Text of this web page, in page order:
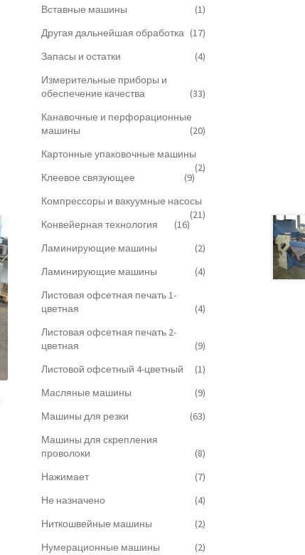
Вставные машины
(1)
Другая дальнейшая обработка (17)
Запасы и остатки
(4)
Измерительные приборы и
обеспечение качества
(33)
Канавочные и перфорационные
машины
(20)
Картонные упаковочные машины
(2)
Клеевое связующее
(9)
Компрессоры и вакуумные насосы
(21)
Конвейерная технология
(16)
Ламинирующие машины
(2)
Ламинирующие машины
(4)
Листовая офсетная печать 1-
цветная
(4)
Листовая офсетная печать 2-
цветная
(9)
Листовой офсетный 4-цветный
(1)
Масляные машины
(9)
Машины для резки
(63)
Машины для скрепления
проволоки
(8)
Нажимает
(7)
Не назначено
(4)
Ниткошвейные машины
(2)
Нумерационные машины
(2)